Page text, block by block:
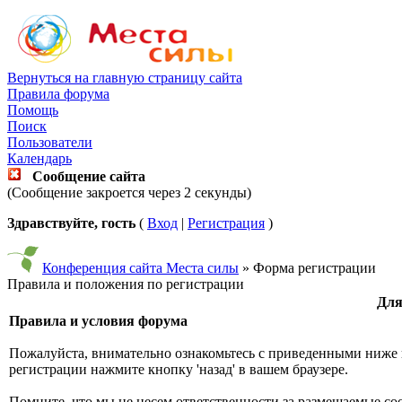
Вернуться на главную страницу сайта
Правила форума
Помощь
Поиск
Пользователи
Календарь
Сообщение сайта
(Сообщение закроется через 2 секунды)
Здравствуйте, гость ( Вход | Регистрация )
Конференция сайта Места силы » Форма регистрации
Правила и положения по регистрации
Правила и условия форума
Пожалуйста, внимательно ознакомьтесь с приведенными
регистрации нажмите кнопку 'назад' в вашем браузере.